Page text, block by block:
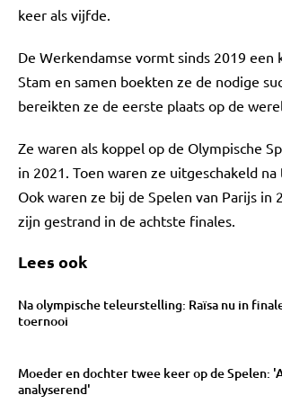
keer als vijfde.
De Werkendamse vormt sinds 2019 een
Stam en samen boekten ze de nodige
bereikten ze de eerste plaats op de
Ze waren als koppel op de Olympische
in 2021. Toen waren ze uitgeschakeld na
Ook waren ze bij de Spelen van Parijs in
zijn gestrand in de achtste finales.
Lees ook
Na olympische teleurstelling: Raïsa nu in
toernooi
Moeder en dochter twee keer op de Spelen:
analyserend'